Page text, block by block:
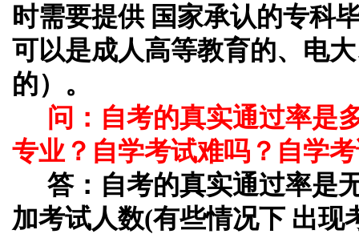
时需要提供 国家承认的专科
可以是成人高等教育的、电
的）。
问：自考的真实通过率是
专业？自学考试难吗？自学
答：自考的真实通过率是
加考试人数(有些情况下 出现